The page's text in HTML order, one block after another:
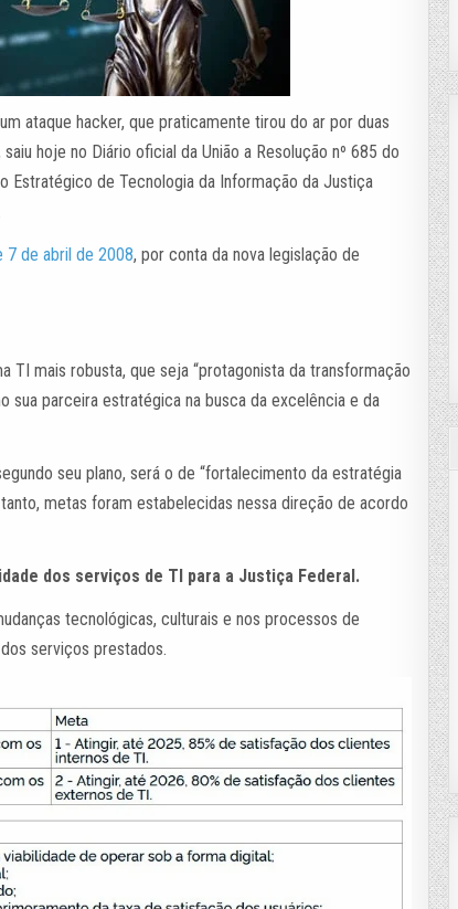
ataque hacker, que praticamente tirou do ar por duas
hoje no Diário oficial da União a Resolução nº 685 do
Estratégico de Tecnologia da Informação da Justiça
7 de abril de 2008, por conta da nova legislação de
TI mais robusta, que seja “protagonista da transformação
sua parceira estratégica na busca da excelência e da
seu plano, será o de “fortalecimento da estratégia
metas foram estabelecidas nessa direção de acordo
dos serviços de TI para a Justiça Federal.
tecnológicas, culturais e nos processos de
serviços prestados.